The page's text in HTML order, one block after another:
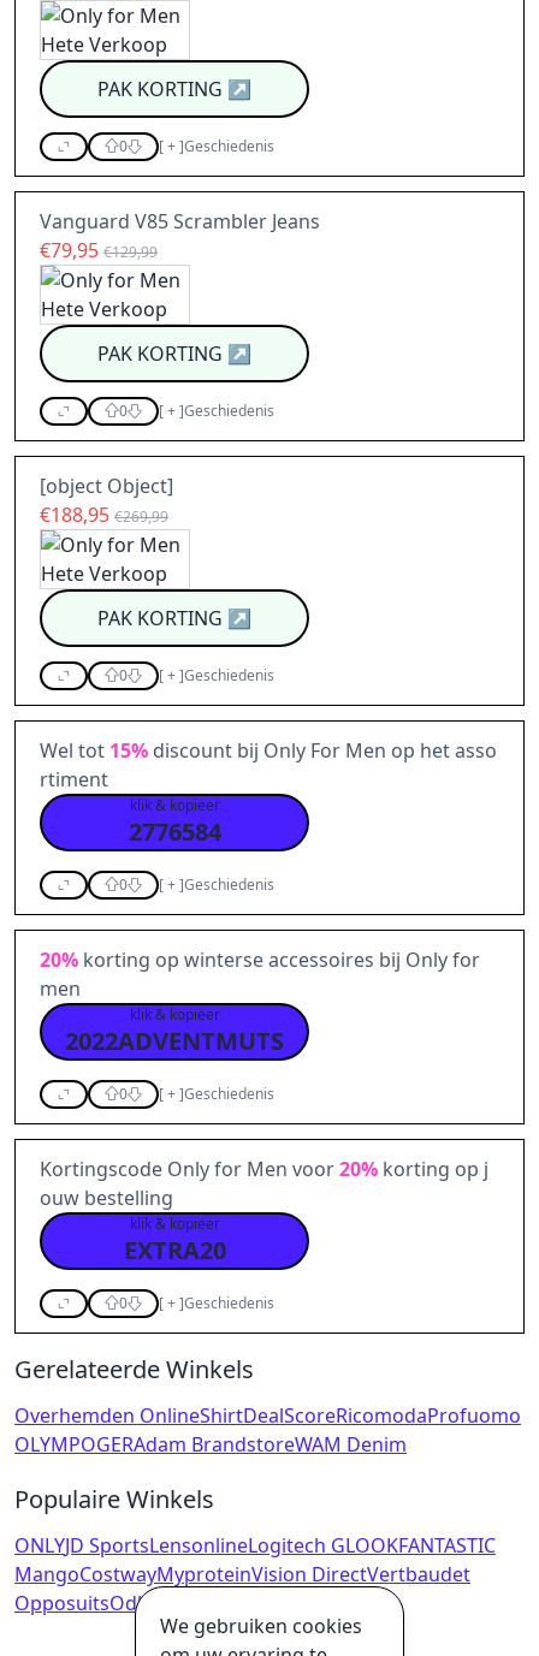
PAK KORTING ↗
0 [+]Geschiedenis
Vanguard V85 Scrambler Jeans
€79,95 €129,99
PAK KORTING ↗
0 [+]Geschiedenis
[object Object]
€188,95 €269,99
PAK KORTING ↗
0 [+]Geschiedenis
Wel tot 15% discount bij Only For Men op het asso
rtiment
klik & kopieer
2776584
0 [+]Geschiedenis
20% korting op winterse accessoires bij Only for
men
klik & kopieer
2022ADVENTMUTS
0 [+]Geschiedenis
Kortingscode Only for Men voor20% korting op j
ouw bestelling
klik & kopieer
EXTRA20
0 [+]Geschiedenis
Gerelateerde Winkels
Overhemden OnlineShirtDealScoreRicomodaProfuomo
OLYMPOGERAdam BrandstoreWAM Denim
Populaire Winkels
ONLYJD SportsLensonlineLogitech GLOOKFANTASTIC
MangoCostwayMyproteinVision DirectVertbaudet
OpposuitsOdlo
We gebruiken cookies